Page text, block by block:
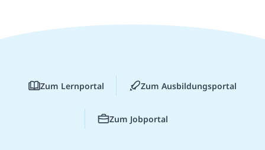
Zum Lernportal Zum Ausbildungsportal
Zum Jobportal